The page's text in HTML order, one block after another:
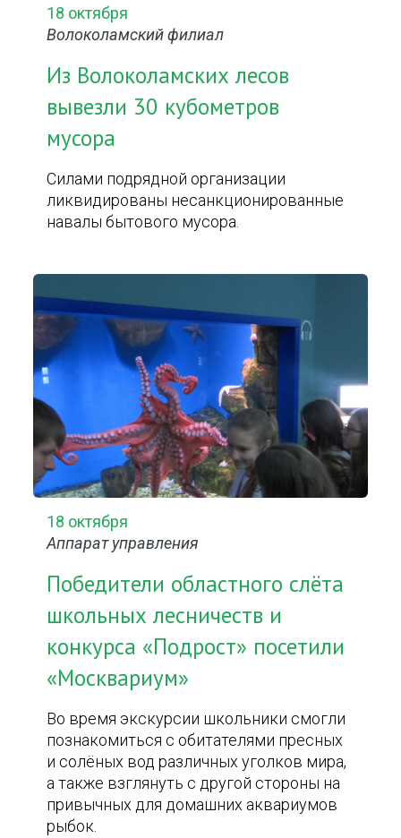
18 октября
Волоколамский филиал
Из Волоколамских лесов
вывезли 30 кубометров
мусора
Силами подрядной организации
ликвидированы несанкционированные
навалы бытового мусора.
18 октября
Аппарат управления
Победители областного слёта
школьных лесничеств и
конкурса «Подрост» посетили
«Москвариум»
Во время экскурсии школьники смогли
познакомиться с обитателями пресных
и солёных вод различных уголков мира,
а также взглянуть с другой стороны на
привычных для домашних аквариумов
рыбок.